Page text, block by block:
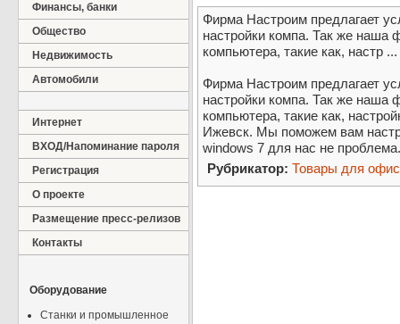
Финансы, банки
Общество
Недвижимость
Автомобили
Интернет
ВХОД/Напоминание пароля
Регистрация
О проекте
Размещение пресс-релизов
Контакты
Оборудование
Станки и промышленное
Фирма Настроим предлагает
настройки компа. Так же наша
компьютера, такие как, настр ...
Фирма Настроим предлагает
настройки компа. Так же наша
компьютера, такие как,
Ижевск. Мы поможем вам
windows 7 для нас не проблема.
Рубрикатор: Товары для